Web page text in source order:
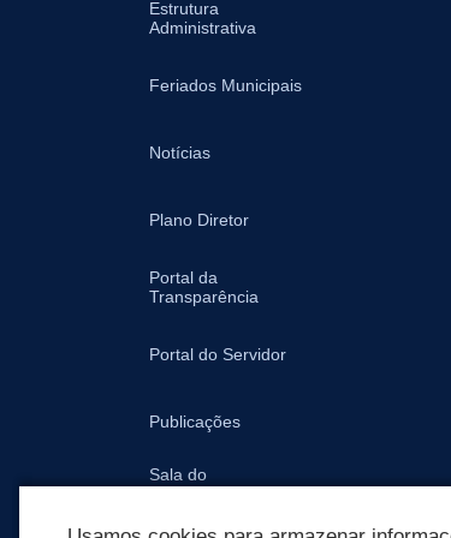
Estrutura
Administrativa
Feriados Municipais
Notícias
Plano Diretor
Portal da
Transparência
Portal do Servidor
Publicações
Sala do